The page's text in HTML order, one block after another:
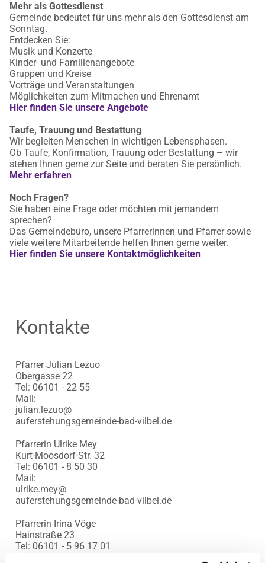
Mehr als Gottesdienst
Gemeinde bedeutet für uns mehr als den Gottesdienst am
Sonntag.
Entdecken Sie:
Musik und Konzerte
Kinder- und Familienangebote
Gruppen und Kreise
Vorträge und Veranstaltungen
Möglichkeiten zum Mitmachen und Ehrenamt
Hier finden Sie unsere Angebote
Taufe, Trauung und Bestattung
Wir begleiten Menschen in wichtigen Lebensphasen.
Ob Taufe, Konfirmation, Trauung oder Bestattung – wir
stehen Ihnen gerne zur Seite und beraten Sie persönlich.
Mehr erfahren
Noch Fragen?
Sie haben eine Frage oder möchten mit jemandem
sprechen?
Das Gemeindebüro, unsere Pfarrerinnen und Pfarrer sowie
viele weitere Mitarbeitende helfen Ihnen gerne weiter.
Hier finden Sie unsere Kontaktmöglichkeiten
Kontakte
Pfarrer Julian Lezuo
Obergasse 22
Tel: 06101 - 22 55
Mail:
julian.lezuo@
auferstehungsgemeinde-bad-vilbel.de
Pfarrerin Ulrike Mey
Kurt-Moosdorf-Str. 32
Tel: 06101 - 8 50 30
Mail:
ulrike.mey@
auferstehungsgemeinde-bad-vilbel.de
Pfarrerin Irina Vöge
Hainstraße 23
Tel: 06101 - 5 96 17 01